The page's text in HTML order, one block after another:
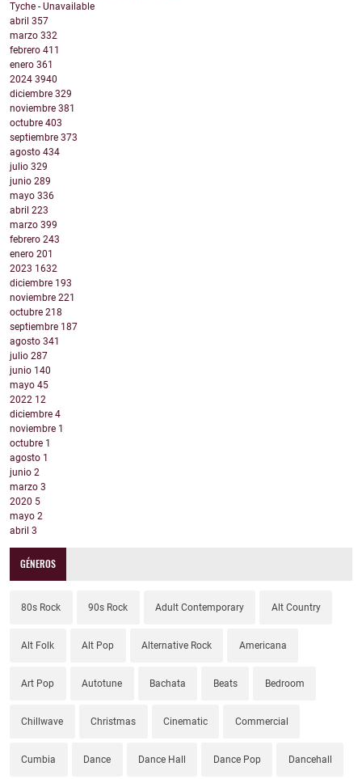
Tyche - Unavailable
abril 357
marzo 332
febrero 411
enero 361
2024 3940
diciembre 329
noviembre 381
octubre 403
septiembre 373
agosto 434
julio 329
junio 289
mayo 336
abril 223
marzo 399
febrero 243
enero 201
2023 1632
diciembre 193
noviembre 221
octubre 218
septiembre 187
agosto 341
julio 287
junio 140
mayo 45
2022 12
diciembre 4
noviembre 1
octubre 1
agosto 1
junio 2
marzo 3
2020 5
mayo 2
abril 3
GÉNEROS
80s Rock 90s Rock Adult Contemporary Alt Country
Alt Folk Alt Pop Alternative Rock Americana
Art Pop Autotune Bachata Beats Bedroom
Chillwave Christmas Cinematic Commercial
Cumbia Dance Dance Hall Dance Pop Dancehall